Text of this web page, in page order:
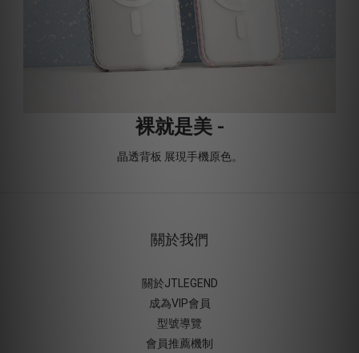
裸就是美 -
晶透背板 展現手機原色。
關於我們
關於JTLEGEND
成為VIP會員
型號導覽
會員推薦機制